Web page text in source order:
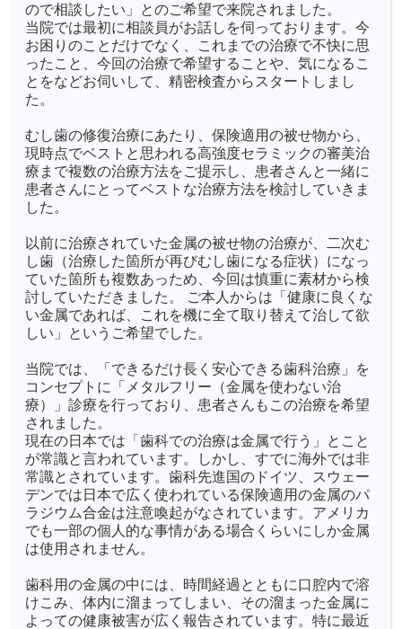
ので相談したい」とのご希望で来院されました。
当院では最初に相談員がお話しを伺っております。今
お困りのことだけでなく、これまでの治療で不快に思
ったこと、今回の治療で希望することや、気になるこ
とをなどお伺いして、精密検査からスタートしまし
た。
むし歯の修復治療にあたり、保険適用の被せ物から、
現時点でベストと思われる高強度セラミックの審美治
療まで複数の治療方法をご提示し、患者さんと一緒に
患者さんにとってベストな治療方法を検討していきま
した。
以前に治療されていた金属の被せ物の治療が、二次む
し歯（治療した箇所が再びむし歯になる症状）になっ
ていた箇所も複数あっため、今回は慎重に素材から検
討していただきました。 ご本人からは「健康に良くな
い金属であれば、これを機に全て取り替えて治して欲
しい」というご希望でした。
当院では、「できるだけ長く安心できる歯科治療」を
コンセプトに「メタルフリー（金属を使わない治
療）」診療を行っており、患者さんもこの治療を希望
されました。
現在の日本では「歯科での治療は金属で行う」とこと
が常識と言われています。しかし、すでに海外では非
常識とされています。歯科先進国のドイツ、スウェー
デンでは日本で広く使われている保険適用の金属のパ
ラジウム合金は注意喚起がなされています。アメリカ
でも一部の個人的な事情がある場合くらいにしか金属
は使用されません。
歯科用の金属の中には、時間経過とともに口腔内で溶
けこみ、体内に溜まってしまい、その溜まった金属に
よっての健康被害が広く報告されています。特に最近